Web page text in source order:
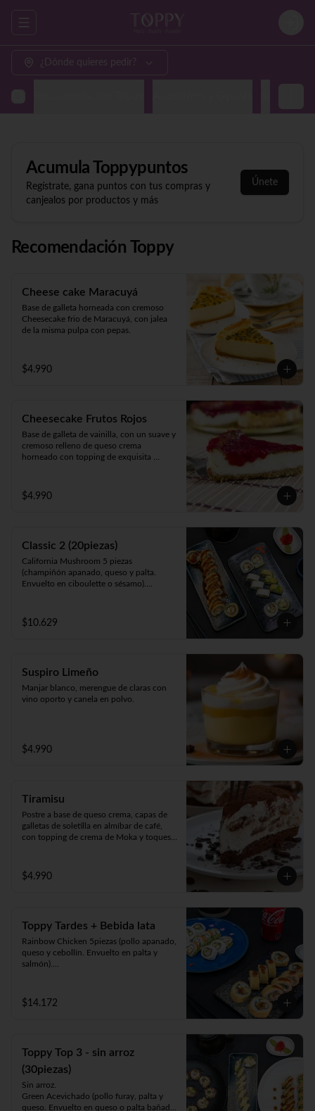
Abrir menu de navegación Login
¿Dónde quieres pedir?
Acumula Toppypuntos
Regístrate, gana puntos con tus compras y
canjealos por productos y más
Únete
Recomendación Toppy
Cheese cake Maracuyá
Base de galleta horneada con cremoso
Cheesecake frio de Maracuyá, con jalea
de la misma pulpa con pepas.
$4.990
Cheesecake Frutos Rojos
Base de galleta de vainilla, con un suave y
cremoso relleno de queso crema
horneado con topping de exquisita
$4.990
Classic 2 (20piezas)
California Mushroom 5 piezas
(champiñón apanado, queso y palta.
Envuelto en ciboulette o sésamo).
Panko Katsu 10 piezas (pollo apanado,
queso y cebollín. Frito en panko).
$10.629
Suspiro Limeño
Manjar blanco, merengue de claras con
vino oporto y canela en polvo.
$4.990
Tiramisu
Postre a base de queso crema, capas de
galletas de soletilla en almíbar de café,
con topping de crema de Moka y toques
$4.990
Toppy Tardes + Bebida lata
Rainbow Chicken 5piezas (pollo apanado,
queso y cebollín. Envuelto en palta y
salmón).
Panko Mushroom 10piezas (champiñón,
queso y cebollín. Frito en Panko).
$14.172
Toppy Top 3 - sin arroz
(30piezas)
Sin arroz.
Green Acevichado (pollo furay, palta y
queso. Envuelto en queso o palta bañada